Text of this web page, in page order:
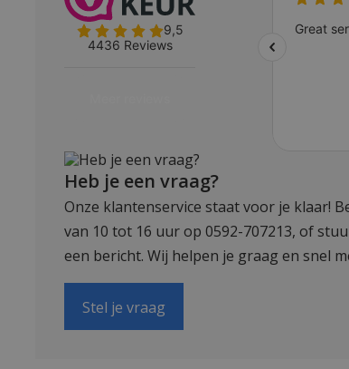
Heb je een vraag?
Onze klantenservice staat voor je klaar!
van 10 tot 16 uur op 0592-707213, of
een bericht. Wij helpen je graag en snel
Stel je vraag